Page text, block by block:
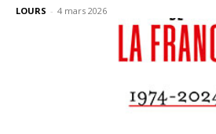
LOURS - 4 mars 2026